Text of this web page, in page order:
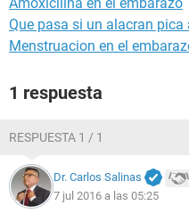
Que pasa si un alacran
Menstruacion en el
1 respuesta
RESPUESTA 1 / 1
Dr. Carlos Salinas
7 jul 2016 a las 05:25